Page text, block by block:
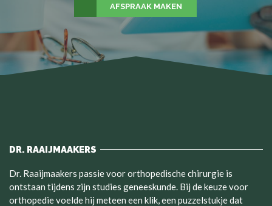
AFSPRAAK MAKEN
DR. RAAIJMAAKERS
Dr. Raaijmaakers passie voor orthopedische chirurgie is
ontstaan tijdens zijn studies geneeskunde. Bij de keuze voor
orthopedie voelde hij meteen een klik, een puzzelstukje dat